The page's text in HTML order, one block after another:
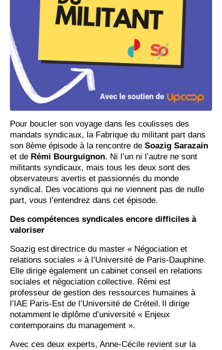
Pour boucler son voyage dans les coulisses des
mandats syndicaux, la Fabrique du militant part dans
son 8ème épisode à la rencontre de Soazig Sarazain
et de Rémi Bourguignon. Ni l’un ni l’autre ne sont
militants syndicaux, mais tous les deux sont des
observateurs avertis et passionnés du monde
syndical. Des vocations qui ne viennent pas de nulle
part, vous l’entendrez dans cet épisode.
Des compétences syndicales encore difficiles à
valoriser
Soazig est directrice du master « Négociation et
relations sociales » à l’Université de Paris-Dauphine.
Elle dirige également un cabinet conseil en relations
sociales et négociation collective. Rémi est
professeur de gestion des ressources humaines à
l’IAE Paris-Est de l’Université de Créteil. Il dirige
notamment le diplôme d’université « Enjeux
contemporains du management ».
Avec ces deux experts, Anne-Cécile revient sur la